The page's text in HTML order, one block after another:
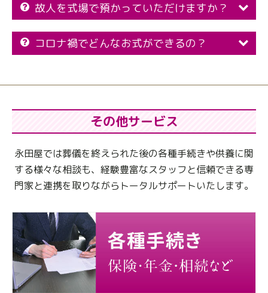
故人を式場で預かっていただけますか？
コロナ禍でどんなお式ができるの？
その他サービス
永田屋では葬儀を終えられた後の各種手続きや供養に関
する様々な相談も、 経験豊富なスタッフと信頼できる専
門家と連携を取りながらトータルサポートいたします。